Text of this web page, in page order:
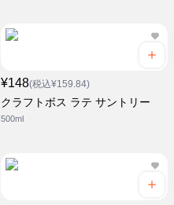
¥148(税込¥159.84)
クラフトボス ラテ サントリー
500ml